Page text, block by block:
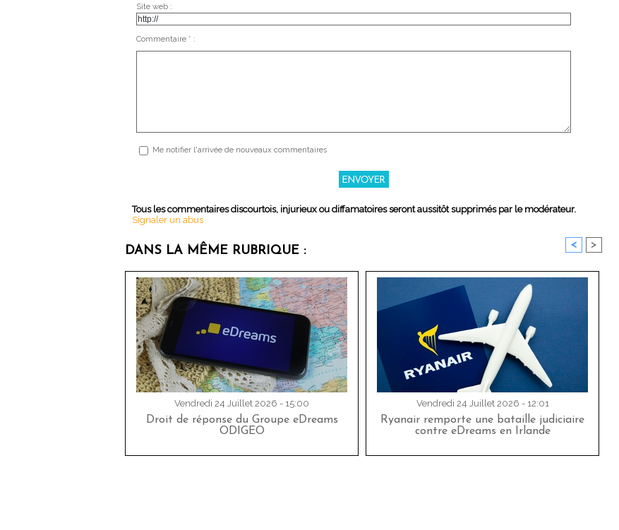
Site web :
Commentaire * :
Me notifier l'arrivée de nouveaux commentaires
Tous les commentaires discourtois, injurieux ou diffamatoires seront aussitôt supprimés par le modérateur.
Signaler un abus
DANS LA MÊME RUBRIQUE : < >
Vendredi 24 Juillet 2026 - 15:00
Droit de réponse du Groupe eDreams
ODIGEO
Vendredi 24 Juillet 2026 - 12:01
Ryanair remporte une bataille judiciaire
contre eDreams en Irlande